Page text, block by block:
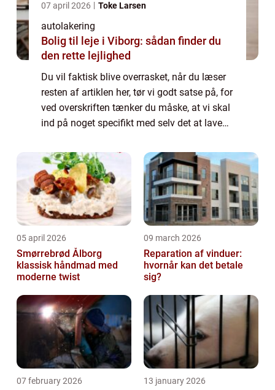
07 april 2026 Toke Larsen
autolakering
Bolig til leje i Viborg: sådan finder du
den rette lejlighed
Du vil faktisk blive overrasket, når du læser
resten af artiklen her, tør vi godt satse på, for
ved overskriften tænker du måske, at vi skal
ind på noget specifikt med selv det at lave
05 april 2026
Smørrebrød Ålborg
klassisk håndmad med
moderne twist
09 march 2026
Reparation af vinduer:
hvornår kan det betale
sig?
07 february 2026 13 january 2026